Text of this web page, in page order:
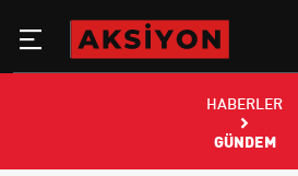
HABERLER
GÜNDEM